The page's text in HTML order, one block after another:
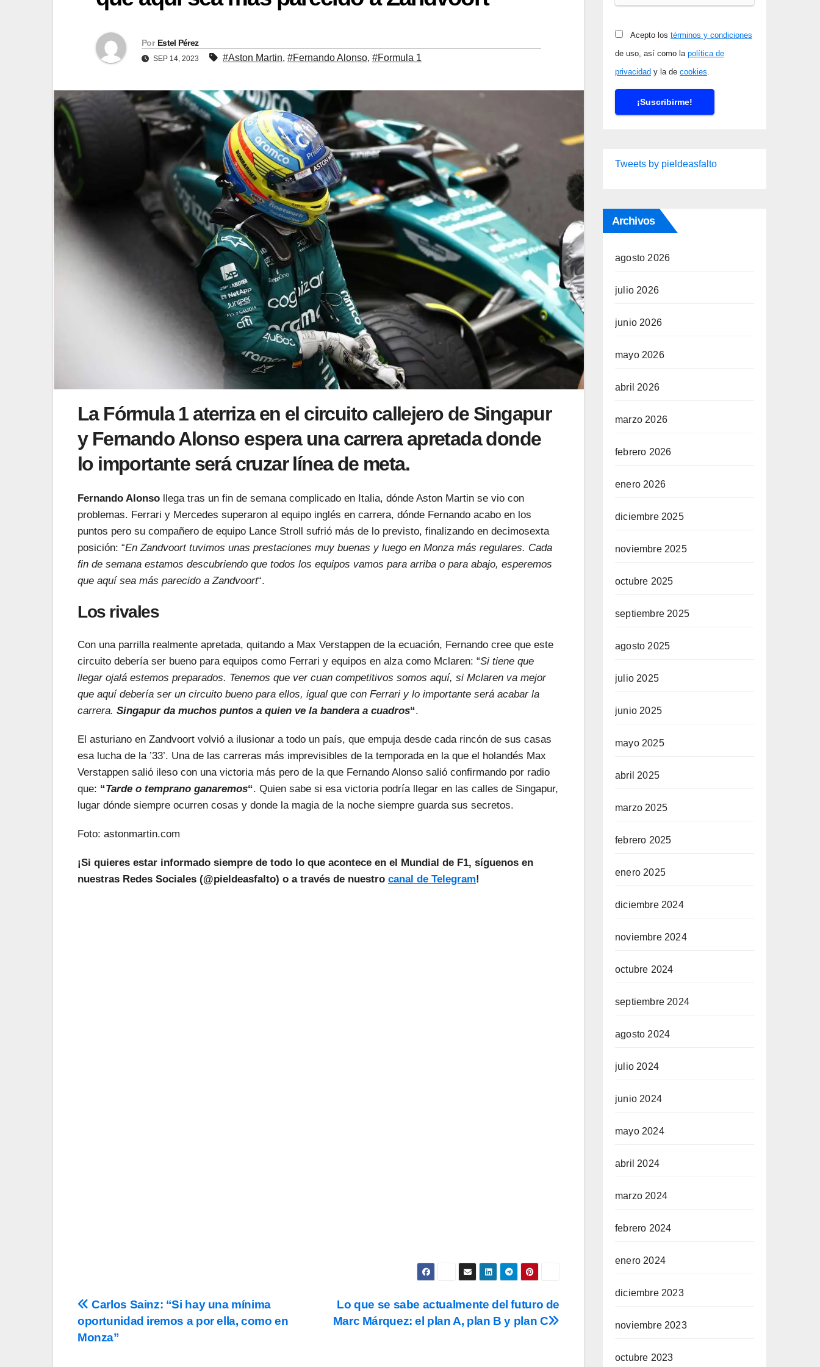
Por Estel Pérez
SEP 14, 2023 #Aston Martin, #Fernando Alonso, #Formula 1
La Fórmula 1 aterriza en el circuito callejero de Singapur
y Fernando Alonso espera una carrera apretada donde
lo importante será cruzar línea de meta.
Fernando Alonso llega tras un fin de semana complicado en Italia, dónde Aston Martin se vio con
problemas. Ferrari y Mercedes superaron al equipo inglés en carrera, dónde Fernando acabo en los
puntos pero su compañero de equipo Lance Stroll sufrió más de lo previsto, finalizando en decimosexta
posición: “En Zandvoort tuvimos unas prestaciones muy buenas y luego en Monza más regulares. Cada
fin de semana estamos descubriendo que todos los equipos vamos para arriba o para abajo, esperemos
que aquí sea más parecido a Zandvoort“.
Los rivales
Con una parrilla realmente apretada, quitando a Max Verstappen de la ecuación, Fernando cree que este
circuito debería ser bueno para equipos como Ferrari y equipos en alza como Mclaren: “Si tiene que
llegar ojalá estemos preparados. Tenemos que ver cuan competitivos somos aquí, si Mclaren va mejor
que aquí debería ser un circuito bueno para ellos, igual que con Ferrari y lo importante será acabar la
carrera. Singapur da muchos puntos a quien ve la bandera a cuadros“.
El asturiano en Zandvoort volvió a ilusionar a todo un país, que empuja desde cada rincón de sus casas
esa lucha de la ’33’. Una de las carreras más imprevisibles de la temporada en la que el holandés Max
Verstappen salió ileso con una victoria más pero de la que Fernando Alonso salió confirmando por radio
que: “Tarde o temprano ganaremos“. Quien sabe si esa victoria podría llegar en las calles de Singapur,
lugar dónde siempre ocurren cosas y donde la magia de la noche siempre guarda sus secretos.
Foto: astonmartin.com
¡Si quieres estar informado siempre de todo lo que acontece en el Mundial de F1, síguenos en
nuestras Redes Sociales (@pieldeasfalto) o a través de nuestro canal de Telegram!
Navegación
de
Lo que se sabe actualmente del futuro de
Marc Márquez: el plan A, plan B y plan C
Carlos Sainz: “Si hay una mínima
oportunidad iremos a por ella, como en
Monza”
Acepto los términos y condiciones
de uso, así como la política de
privacidad y la de cookies
Tweets by pieldeasfalto
Archivos
agosto 2026
julio 2026
junio 2026
mayo 2026
abril 2026
marzo 2026
febrero 2026
enero 2026
diciembre 2025
noviembre 2025
octubre 2025
septiembre 2025
agosto 2025
julio 2025
junio 2025
mayo 2025
abril 2025
marzo 2025
febrero 2025
enero 2025
diciembre 2024
noviembre 2024
octubre 2024
septiembre 2024
agosto 2024
julio 2024
junio 2024
mayo 2024
abril 2024
marzo 2024
febrero 2024
enero 2024
diciembre 2023
noviembre 2023
octubre 2023